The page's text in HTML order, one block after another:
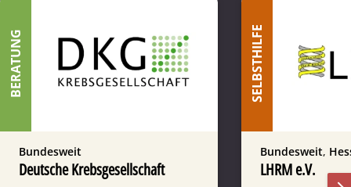
BERATUNG
Bundesweit
Deutsche Krebsgesellschaft
SELBSTHILFE
Bundesweit,
LHRM e.V.